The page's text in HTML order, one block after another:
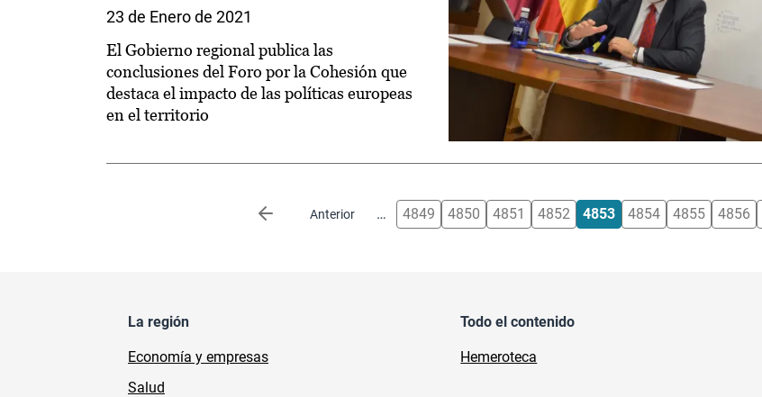
23 de Enero de 2021
El Gobierno regional publica las
conclusiones del Foro por la Cohesión que
destaca el impacto de las políticas europeas
en el territorio
Anterior
Página anterior … 4849 4850 4851 4852 4853 4854 4855 4856
La región
Economía y empresas
Salud
Todo el contenido
Hemeroteca